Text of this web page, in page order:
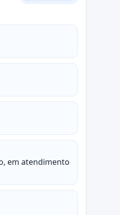
em atendimento